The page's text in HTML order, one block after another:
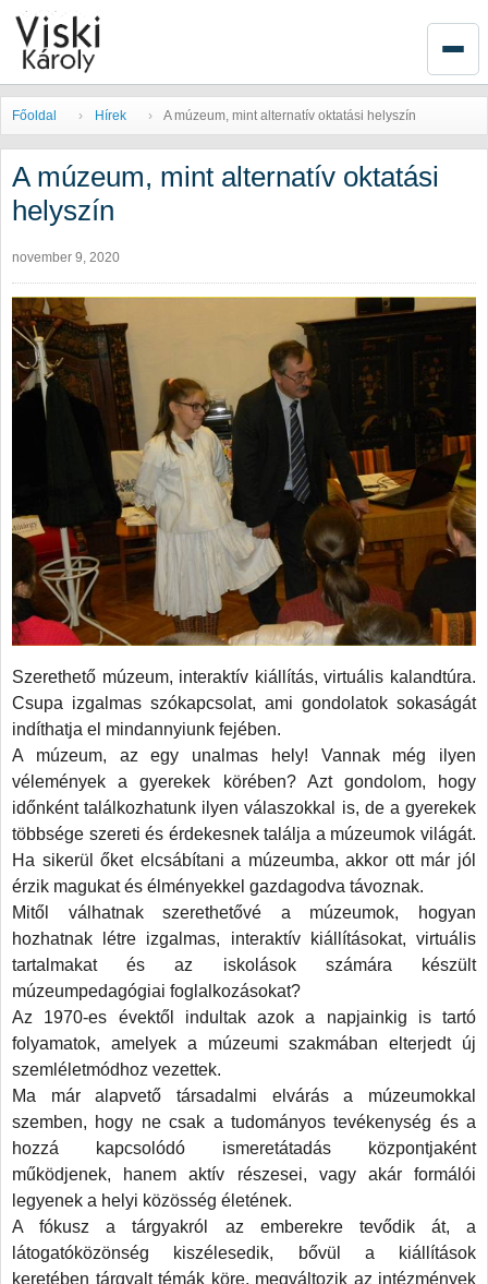
Főoldal Hírek A múzeum, mint alternatív oktatási helyszín
A múzeum, mint alternatív oktatási
helyszín
november 9, 2020
Szerethető múzeum, interaktív kiállítás, virtuális kalandtúra.
Csupa izgalmas szókapcsolat, ami gondolatok sokaságát
indíthatja el mindannyiunk fejében.
A múzeum, az egy unalmas hely! Vannak még ilyen
vélemények a gyerekek körében? Azt gondolom, hogy
időnként találkozhatunk ilyen válaszokkal is, de a gyerekek
többsége szereti és érdekesnek találja a múzeumok világát.
Ha sikerül őket elcsábítani a múzeumba, akkor ott már jól
érzik magukat és élményekkel gazdagodva távoznak.
Mitől válhatnak szerethetővé a múzeumok, hogyan
hozhatnak létre izgalmas, interaktív kiállításokat, virtuális
tartalmakat és az iskolások számára készült
múzeumpedagógiai foglalkozásokat?
Az 1970-es évektől indultak azok a napjainkig is tartó
folyamatok, amelyek a múzeumi szakmában elterjedt új
szemléletmódhoz vezettek.
Ma már alapvető társadalmi elvárás a múzeumokkal
szemben, hogy ne csak a tudományos tevékenység és a
hozzá kapcsolódó ismeretátadás központjaként
működjenek, hanem aktív részesei, vagy akár formálói
legyenek a helyi közösség életének.
A fókusz a tárgyakról az emberekre tevődik át, a
látogatóközönség kiszélesedik, bővül a kiállítások
keretében tárgyalt témák köre, megváltozik az intézmények